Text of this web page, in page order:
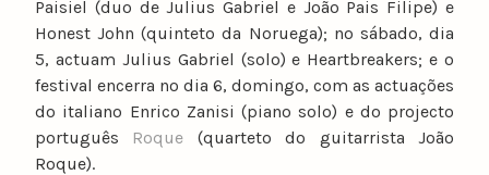
Paisiel (duo de Julius Gabriel e João Pais Filipe) e
Honest John (quinteto da Noruega); no sábado, dia
5, actuam Julius Gabriel (solo) e Heartbreakers; e o
festival encerra no dia 6, domingo, com as actuações
do italiano Enrico Zanisi (piano solo) e do projecto
português Roque (quarteto do guitarrista João
Roque).